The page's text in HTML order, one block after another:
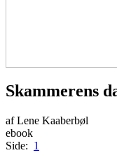
Skammerens
af Lene Kaaberbøl
ebook
Side: 1